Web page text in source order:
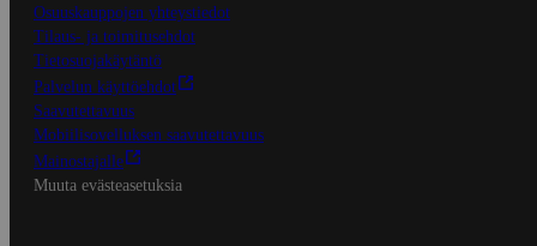
Osuuskauppojen yhteystiedot
Tilaus- ja toimitusehdot
Tietosuojakäytäntö
Palvelun käyttöehdot
Saavutettavuus
Mobiilisovelluksen saavutettavuus
Mainostajalle
Muuta evästeasetuksia